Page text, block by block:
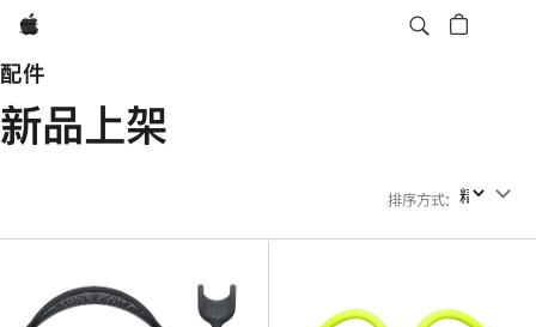
Apple
配件
新品上架
排序方式: 排序方式